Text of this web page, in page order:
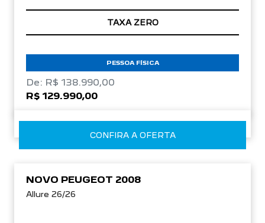
TAXA ZERO
PESSOA FÍSICA
De: R$ 138.990,00
R$ 129.990,00
CONFIRA A OFERTA
NOVO PEUGEOT 2008
Allure 26/26